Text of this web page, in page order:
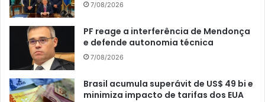
7/08/2026
PF reage a interferência de Mendonça
e defende autonomia técnica
7/08/2026
Brasil acumula superávit de US$ 49 bi e
minimiza impacto de tarifas dos EUA